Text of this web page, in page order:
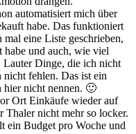
automatisiert mich über
habe. Das funktioniert
mal eine Liste geschrieben,
und auch, wie viel
Lauter Dinge, die ich nicht
nicht fehlen. Das ist ein
hier nicht nennen. 🙂
Ort Einkäufe wieder auf
Thaler nicht mehr so locker.
ein Budget pro Woche und